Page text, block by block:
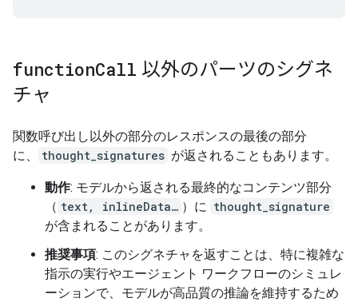
functionCall 以外のパーツのシグネ
チャ
関数呼び出し以外の部分のレスポンスの最後の部分
に、
thought_signatures が返されることもあります。
動作: モデルから返される最終的なコンテンツ部分
（ text, inlineData… ）に thought_signature
が含まれることがあります。
推奨事項: このシグネチャを返すことは、特に複雑な
指示の実行やエージェント ワークフローのシミュレ
ーションで、モデルが高品質の推論を維持するため